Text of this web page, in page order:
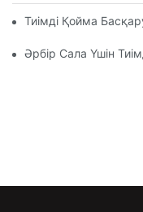
Тиімді Қойма
Әрбір Сала Үшін